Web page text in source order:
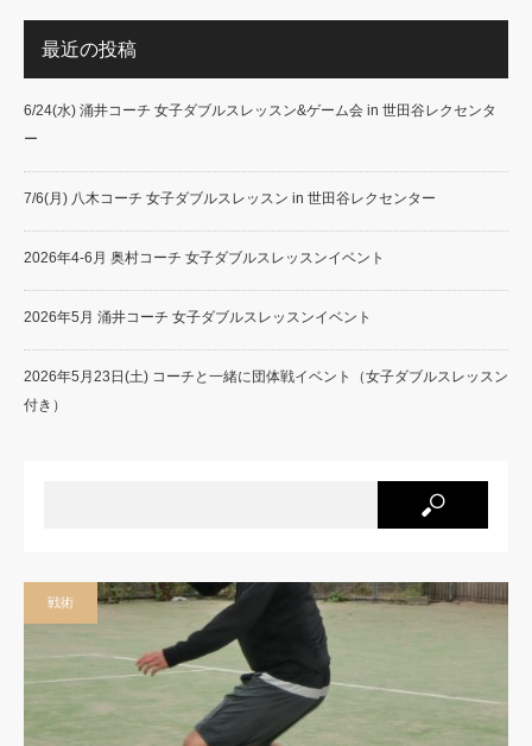
最近の投稿
6/24(水) 涌井コーチ 女子ダブルスレッスン&ゲーム会 in 世田谷レクセンタ
ー
7/6(月) 八木コーチ 女子ダブルスレッスン in 世田谷レクセンター
2026年4-6月 奥村コーチ 女子ダブルスレッスンイベント
2026年5月 涌井コーチ 女子ダブルスレッスンイベント
2026年5月23日(土) コーチと一緒に団体戦イベント（女子ダブルスレッスン
付き）
戦術